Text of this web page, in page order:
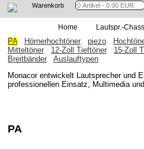
Warenkorb
Home Lautspr.-
PA Hörnerhochtöner piezo
Mitteltöner
12-Zoll Tieftöner 15-Zoll
Breitbänder
Auslauftypen
Monacor entwickelt Lautsprecher und
professionellen Einsatz, Multimedia
PA